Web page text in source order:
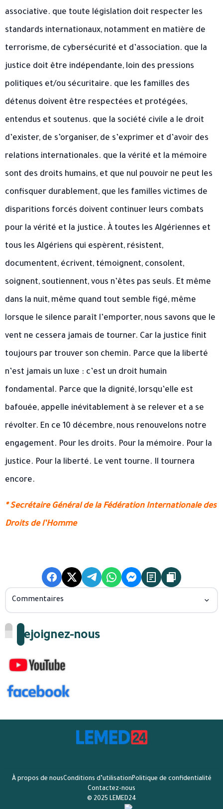
associative. que toute législation doit respecter les
standards internationaux, notamment en matière de
terrorisme, de cybersécurité et d’association. que la
justice doit être indépendante, loin des pressions
politiques et/ou sécuritaire. que les familles des
détenus doivent être respectées et protégées,
entendus et soutenus. que la société civile a le droit
d’exister, de s’organiser, de s’exprimer et d’avoir des
relations internationales. que la vérité et la mémoire
sont des droits humains, et que nul pouvoir ne peut les
confisquer durablement, que les familles victimes de
disparitions forcés doivent continuer leurs combats
pour la vérité et la justice. À toutes les Algériennes et
tous les Algériens qui espèrent, résistent,
documentent, écrivent, témoignent, consolent,
soignent, soutiennent, vous n’êtes pas seuls. Et même
dans la nuit, même quand tout semble figé, même
lorsque le silence paraît l’emporter, nous savons que le
vent ne cessera jamais de tourner. Car la justice finit
toujours par trouver son chemin. Parce que la liberté
n’est jamais un luxe : c’est un droit humain
fondamental. Parce que la dignité, lorsqu’elle est
bafouée, appelle inévitablement à se relever et a se
révolter. En ce 10 décembre, nous renouvelons notre
engagement. Pour les droits. Pour la mémoire. Pour la
justice. Pour la liberté. Le vent tourne. Il tournera
encore.
* Secrétaire Général de la Fédération Internationale des
Droits de l’Homme
Commentaires
Rejoignez-nous
À propos de nousConditions d’utilisationPolitique de confidentialité
Contactez-nous
© 2025 LEMED24